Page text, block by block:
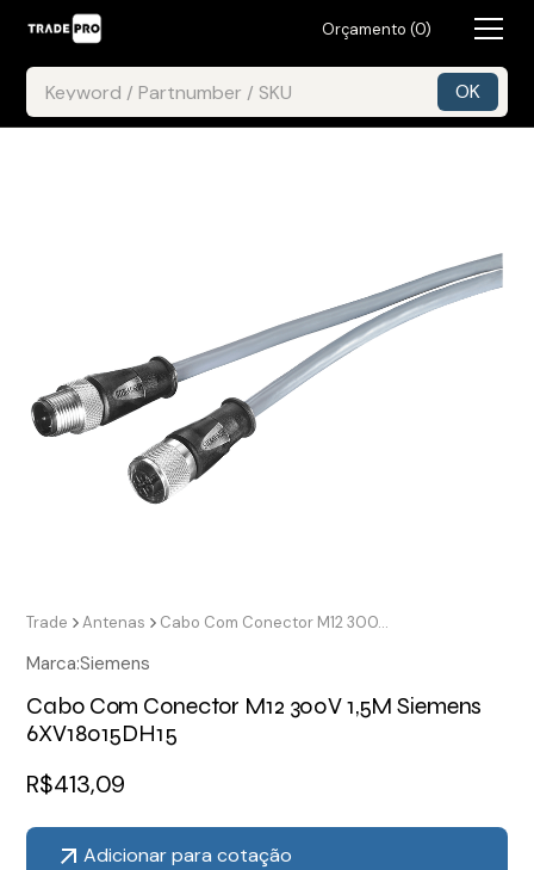
Orçamento (0)
Trade Antenas Cabo Com Conector M12 300V 1,5M Siemens 6XV18015DH15
Marca:Siemens
Cabo Com Conector M12 300V 1,5M Siemens
6XV18015DH15
R$413,09
Adicionar para cotação